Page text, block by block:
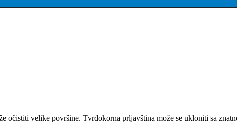
očistiti velike površine. Tvrdokorna prljavština može se ukloniti sa